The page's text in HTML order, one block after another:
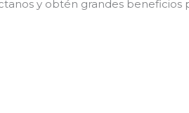
y obtén grandes beneficios